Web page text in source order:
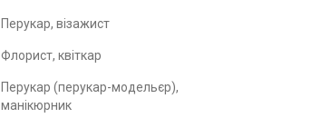
Перукар, візажист
Флорист, квіткар
Перукар (перукар-модельєр),
манікюрник